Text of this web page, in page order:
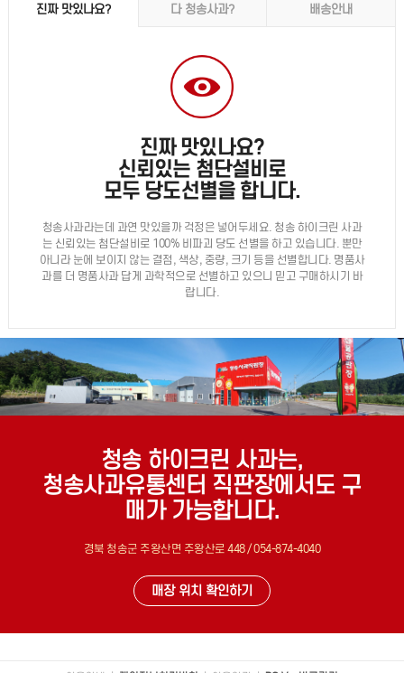
진짜 맛있나요? 다 청송사과? 배송안내
진짜 맛있나요?
신뢰있는 첨단설비로
모두 당도선별을 합니다.
청송사과라는데 과연 맛있을까 걱정은 넣어두세요. 청송 하이크린 사과
는 신뢰있는 첨단설비로 100% 비파괴 당도 선별을 하고 있습니다. 뿐만
아니라 눈에 보이지 않는 결점, 색상, 중량, 크기 등을 선별합니다. 명품사
과를 더 명품사과 답게 과학적으로 선별하고 있으니 믿고 구매하시기 바
랍니다.
청송 하이크린 사과는,
청송사과유통센터 직판장에서도 구
매가 가능합니다.
경북 청송군 주왕산면 주왕산로 448 / 054-874-4040
매장 위치 확인하기